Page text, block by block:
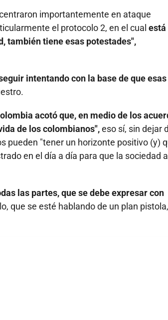
importantemente en ataque
el protocolo 2, en el cual está
también tiene esas potestades",
intentando con la base de que esas
acotó que, en medio de los
de los colombianos",eso sí, sin dejar
pueden "tener un horizonte positivo (y)
en el día a día para que la sociedad
las partes, que se debe expresar con
que se esté hablando de un plan pistola,